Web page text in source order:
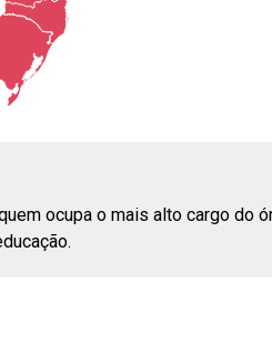
ocupa o mais alto cargo do